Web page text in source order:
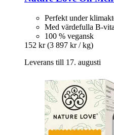
Perfekt under
Med värdefulla B-
100 % vegansk
152 kr (3 897 kr / kg)
Leverans till 17. augusti